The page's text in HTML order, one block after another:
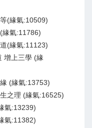
(緣氣:10509)
緣氣:11786)
(緣氣:11123)
增上三學 (緣
(緣氣:13753)
之理 (緣氣:16525)
氣:13239)
氣:11382)